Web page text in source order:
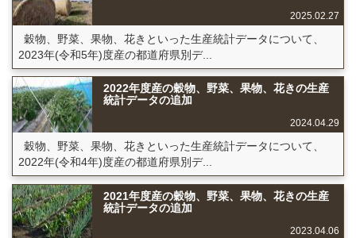
2025.02.27
穀物、野菜、果物、花きといった生産統計データについて、
2023年(令和5年)度産の都道府県別デ...
2022年度産の穀物、野菜、果物、花きの生産
統計データの追加
2024.04.29
穀物、野菜、果物、花きといった生産統計データについて、
2022年(令和4年)度産の都道府県別デ...
2021年度産の穀物、野菜、果物、花きの生産
統計データの追加
2023.04.06